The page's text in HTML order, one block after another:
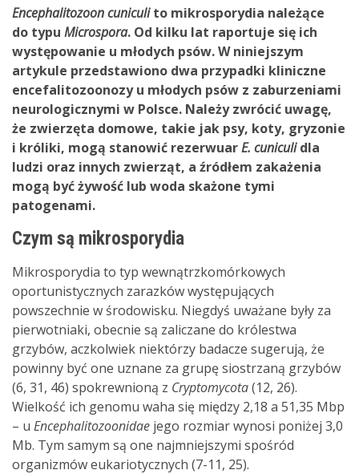
Encephalitozoon cuniculito mikrosporydia należące
do typu Microspora. Od kilku lat raportuje się ich
występowanie u młodych psów. W niniejszym
artykule przedstawiono dwa przypadki kliniczne
encefalitozoonozy u młodych psów z zaburzeniami
neurologicznymi w Polsce. Należy zwrócić uwagę,
że zwierzęta domowe, takie jak psy, koty, gryzonie
i króliki, mogą stanowić rezerwuarE. cuniculidla
ludzi oraz innych zwierząt, a źródłem zakażenia
mogą być żywość lub woda skażone tymi
patogenami.
Czym są mikrosporydia
Mikrosporydia to typ wewnątrzkomórkowych
oportunistycznych zarazków występujących
powszechnie w środowisku. Niegdyś uważane były za
pierwotniaki, obecnie są zaliczane do królestwa
grzybów, aczkolwiek niektórzy badacze sugerują, że
powinny być one uznane za grupę siostrzaną grzybów
(6, 31, 46) spokrewnioną z Cryptomycota(12, 26).
Wielkość ich genomu waha się między 2,18 a 51,35 Mbp
– u Encephalitozoonidae jego rozmiar wynosi poniżej 3,0
Mb. Tym samym są one najmniejszymi spośród
organizmów eukariotycznych (7-11, 25).